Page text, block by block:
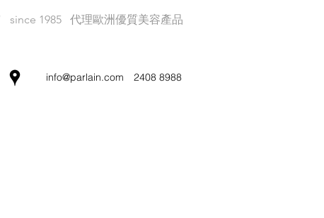
since 1985 代理歐洲優質美容產品
info@parlain.com 2408 8988